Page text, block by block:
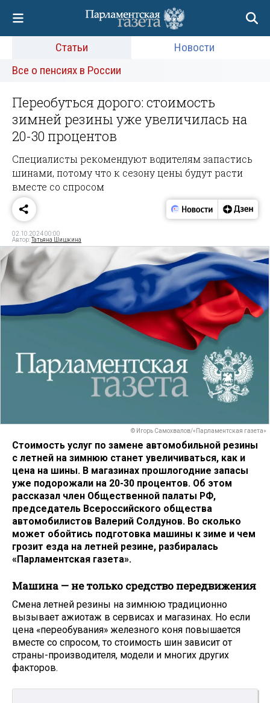
Статьи
Новости
Все о пенсиях в России
Переобуться дорого: стоимость
зимней резины уже увеличилась на
20-30 процентов
Специалисты рекомендуют водителям запастись
шинами, потому что к сезону цены будут расти
вместе со спросом
02.10.2024 00:00
Автор:Татьяна Шишкина
© Игорь Самохвалов/«Парламентская газета»
Стоимость услуг по замене автомобильной резины
с летней на зимнюю станет увеличиваться, как и
цена на шины. В магазинах прошлогодние запасы
уже подорожали на 20-30 процентов. Об этом
рассказал член Общественной палаты РФ,
председатель Всероссийского общества
автомобилистов Валерий Солдунов. Во сколько
может обойтись подготовка машины к зиме и чем
грозит езда на летней резине, разбиралась
«Парламентская газета».
Машина — не только средство передвижения
Смена летней резины на зимнюю традиционно
вызывает ажиотаж в сервисах и магазинах. Но если
цена «переобувания» железного коня повышается
вместе со спросом, то стоимость шин зависит от
страны-производителя, модели и многих других
факторов.